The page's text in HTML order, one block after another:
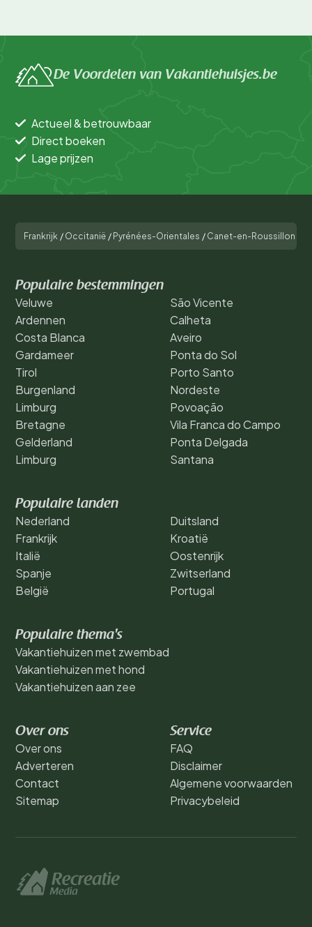
De Voordelen van Vakantiehuisjes.be
Actueel & betrouwbaar
Direct boeken
Lage prijzen
Frankrijk / Occitanië / Pyrénées-Orientales / Canet-en-Roussillon
Populaire bestemmingen
Veluwe
Ardennen
Costa Blanca
Gardameer
Tirol
Burgenland
Limburg
Bretagne
Gelderland
Limburg
São Vicente
Calheta
Aveiro
Ponta do Sol
Porto Santo
Nordeste
Povoação
Vila Franca do Campo
Ponta Delgada
Santana
Populaire landen
Nederland
Frankrijk
Italië
Spanje
België
Duitsland
Kroatië
Oostenrijk
Zwitserland
Portugal
Populaire thema's
Vakantiehuizen met zwembad
Vakantiehuizen met hond
Vakantiehuizen aan zee
Over ons
Over ons
Adverteren
Contact
Sitemap
Service
FAQ
Disclaimer
Algemene voorwaarden
Privacybeleid